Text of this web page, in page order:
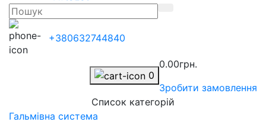
+380632744840
0
0.00грн.
Зробити замовлення
Список категорій
Гальмівна система